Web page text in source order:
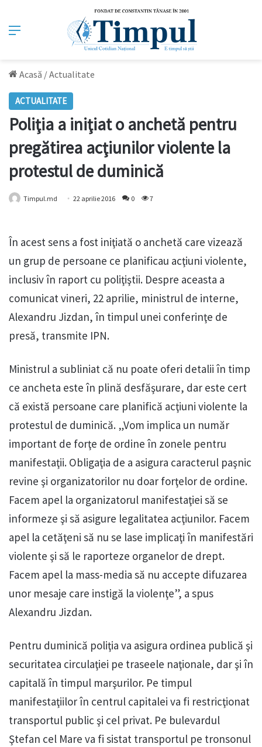
Meniu
Acasă /Actualitate
ACTUALITATE
Poliţia a iniţiat o anchetă pentru
pregătirea acţiunilor violente la
protestul de duminică
Timpul.md 22 aprilie 2016 0 7
În acest sens a fost iniţiată o anchetă care vizează
un grup de persoane ce planificau acţiuni violente,
inclusiv în raport cu poliţiştii. Despre aceasta a
comunicat vineri, 22 aprilie, ministrul de interne,
Alexandru Jizdan, în timpul unei conferinţe de
presă, transmite IPN.
Ministrul a subliniat că nu poate oferi detalii în timp
ce ancheta este în plină desfăşurare, dar este cert
că există persoane care planifică acţiuni violente la
protestul de duminică. „Vom implica un număr
important de forţe de ordine în zonele pentru
manifestaţii. Obligaţia de a asigura caracterul paşnic
revine şi organizatorilor nu doar forţelor de ordine.
Facem apel la organizatorul manifestaţiei să se
informeze şi să asigure legalitatea acţiunilor. Facem
apel la cetăţeni să nu se lase implicaţi în manifestări
violente şi să le raporteze organelor de drept.
Facem apel la mass-media să nu accepte difuzarea
unor mesaje care instigă la violenţe”, a spus
Alexandru Jizdan.
Pentru duminică poliţia va asigura ordinea publică şi
securitatea circulaţiei pe traseele naţionale, dar şi în
capitală în timpul marşurilor. Pe timpul
manifestaţiilor în centrul capitalei va fi restricţionat
transportul public şi cel privat. Pe bulevardul
Ştefan cel Mare va fi sistat transportul pe tronsonul